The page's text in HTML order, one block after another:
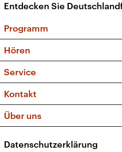
Entdecken Sie
Programm
Sendungen und
Musikliste
Kakadu – Das
Hören
Frequenzen (UKW +
Service
FAQ
Apps
Newsletter
Kontakt
Social Media
Über uns
Presse
Datenschutzerklärung